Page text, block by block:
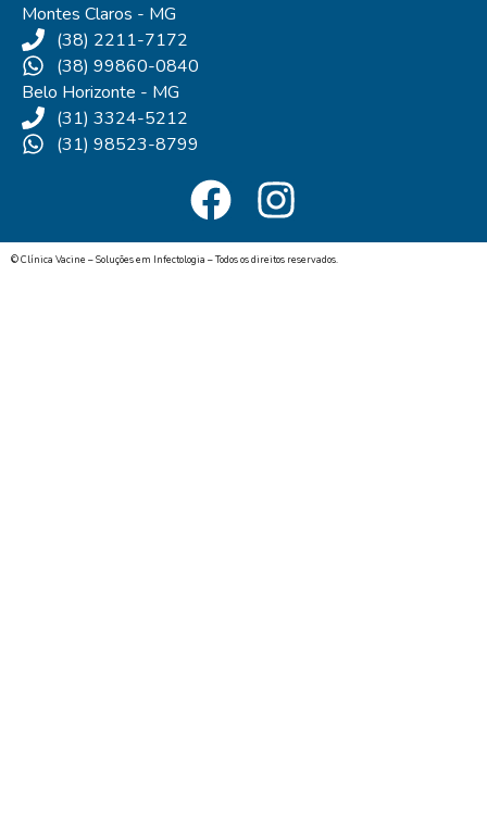
Montes Claros - MG
(38) 2211-7172
(38) 99860-0840
Belo Horizonte - MG
(31) 3324-5212
(31) 98523-8799
© Clínica Vacine – Soluções em Infectologia – Todos os direitos reservados.